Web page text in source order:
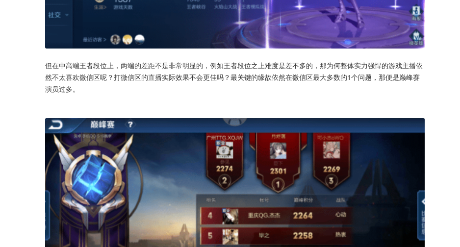
但在中高端王者段位上，两端的差距不是非常明显的，例如王者段位之上难度是差不多的，那为何整体实力强悍的游戏主播依
然不太喜欢微信区呢？打微信区的直播实际效果不会更佳吗？最关键的缘故依然在微信区最大多数的1个问题，那便是巅峰赛
演员过多。